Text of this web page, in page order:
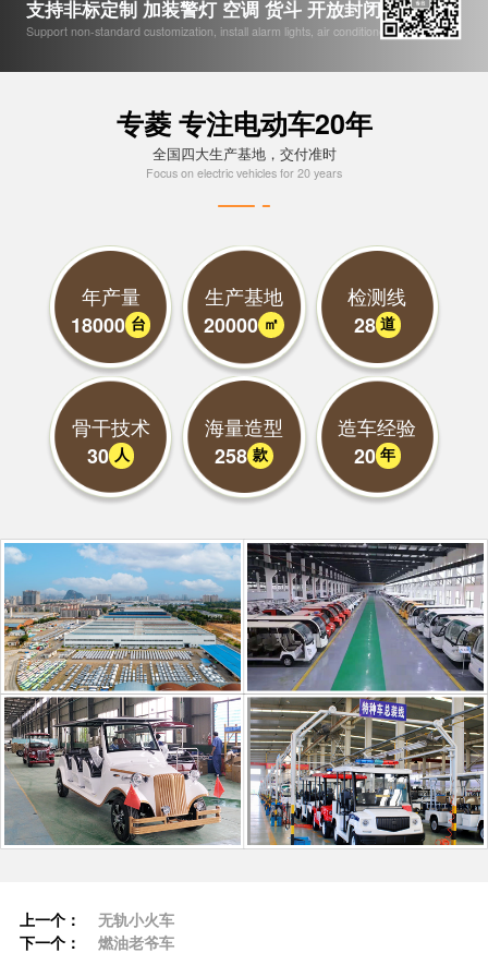
支持非标定制 加装警灯 空调 货斗 开放封闭 收音机等
Support non-standard customization, install alarm lights, air conditioners, etc
专菱 专注电动车20年
全国四大生产基地，交付准时
Focus on electric vehicles for 20 years
年产量
18000 台
生产基地
20000 ㎡
检测线
28 道
骨干技术
30 人
海量造型
258 款
造车经验
20 年
上一个：
无轨小火车
下一个：
燃油老爷车